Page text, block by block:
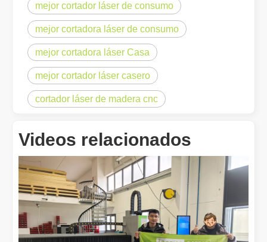
¡Nuestros socios internacionales viajaron miles de kilómetros para visitar nuestra fábrica y presenciar la magia de la tecnología de corte por láser!
¡Nuestros socios internacionales viajaron miles de millas para
El team building de Leapion Red Leaf Valley ha llegado a una conclusión exitosa
Saliendo del ajetreo y el bullicio, nos embarcamos en un viaje
mejor cortador láser de consumo
mejor cortadora láser de consumo
mejor cortadora láser Casa
mejor cortador láser casero
cortador láser de madera cnc
Videos relacionados